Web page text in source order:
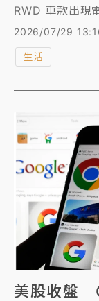
RWD 車款出現
斯拉發出聲明表
數量。
2026/07/29
生活
美股收盤